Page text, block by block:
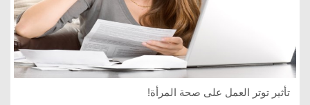
تأثير توتر العمل على صحة المرأة!